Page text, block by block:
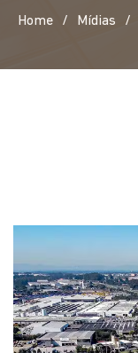
Home / Mídias /